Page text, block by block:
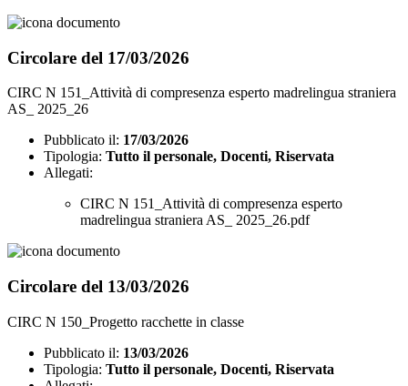
Circolare del 17/03/2026
CIRC N 151_Attività di compresenza esperto madrelingua straniera
AS_ 2025_26
Pubblicato il: 17/03/2026
Tipologia: Tutto il personale, Docenti, Riservata
Allegati:
CIRC N 151_Attività di compresenza esperto
madrelingua straniera AS_ 2025_26.pdf
Circolare del 13/03/2026
CIRC N 150_Progetto racchette in classe
Pubblicato il: 13/03/2026
Tipologia: Tutto il personale, Docenti, Riservata